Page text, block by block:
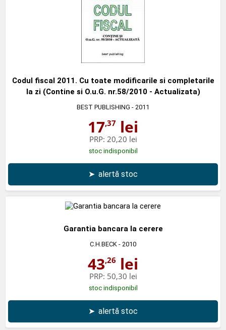
Codul fiscal 2011. Cu toate modificarile si completarile
la zi (Contine si O.u.G. nr.58/2010 - Actualizata)
BEST PUBLISHING - 2011
17,37 lei
PRP: 20,20 lei
stoc indisponibil
➤ alertă stoc
Garantia bancara la cerere
C.H.BECK - 2010
43,26 lei
PRP: 50,30 lei
stoc indisponibil
➤ alertă stoc